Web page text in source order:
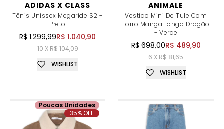
ADIDAS X CLASS
Tênis Unissex Megaride S2 -
Preto
R$ 1.299,99R$ 1.040,90
10 X R$ 104,09
WISHLIST
ANIMALE
Vestido Mini De Tule Com
Forro Manga Longa Dragão
- Verde
R$ 698,00R$ 489,90
6 X R$ 81,65
WISHLIST
Poucas Unidades
35% OFF